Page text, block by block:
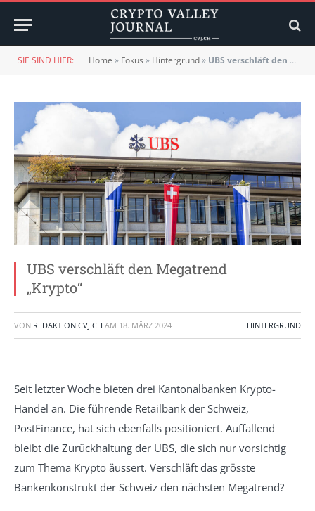
SIE SIND HIER: Home » Fokus » Hintergrund» UBS verschläft den Megatrend „Krypto“
UBS verschläft den Megatrend
„Krypto“
VON REDAKTION CVJ.CH AM 18. MÄRZ 2024 HINTERGRUND
Seit letzter Woche bieten drei Kantonalbanken Krypto-
Handel an. Die führende Retailbank der Schweiz,
PostFinance, hat sich ebenfalls positioniert. Auffallend
bleibt die Zurückhaltung der UBS, die sich nur vorsichtig
zum Thema Krypto äussert. Verschläft das grösste
Bankenkonstrukt der Schweiz den nächsten Megatrend?